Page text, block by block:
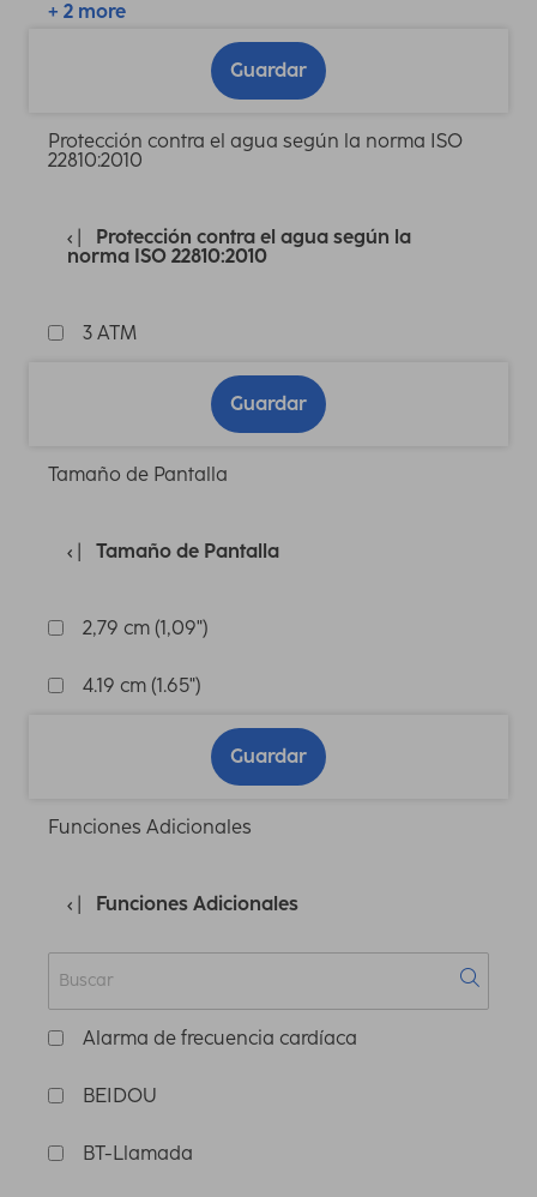
+ 2 more
Guardar
Protección contra el agua según la norma ISO
22810:2010
Protección contra el agua según la
norma ISO 22810:2010
3 ATM
Guardar
Tamaño de Pantalla
Tamaño de Pantalla
2,79 cm (1,09")
4.19 cm (1.65")
Guardar
Funciones Adicionales
Funciones Adicionales
Alarma de frecuencia cardíaca
BEIDOU
BT-Llamada